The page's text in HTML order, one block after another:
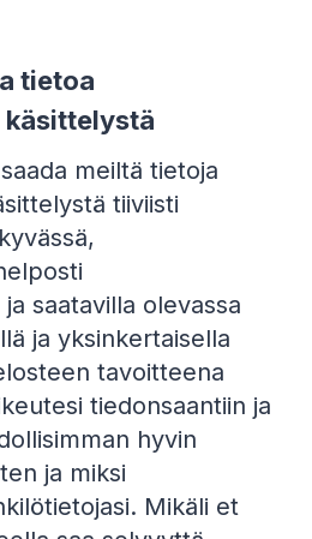
tietoa
meiltä tietoja
tiiviisti
saatavilla olevassa
ja yksinkertaisella
tavoitteena
tiedonsaantiin ja
hyvin
ja miksi
Mikäli et